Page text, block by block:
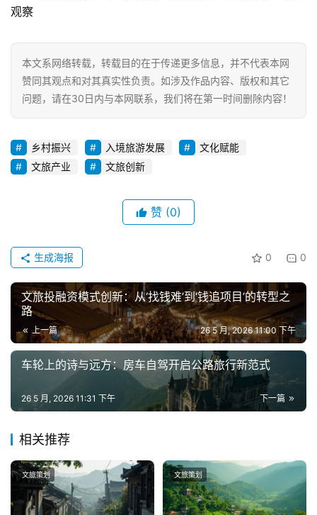
观察
本文系网络转载，转载目的在于传递更多信息，并不代表本网
赞同其观点和对其真实性负责。如涉及作品内容、版权和其它
问题，请在30日内与本网联系，我们将在第一时间删除内容！
乡村振兴 入境旅游发展
文化赋能
文旅产业
文旅创新
赞 (0)
0 0
生成海报
文旅投融资模式创新：从‘找钱难’到‘钱追项目’的转型之
路
上一篇 26 5 月, 2026 11:00 下午
车轮上的诗与远方：房车自驾开启公路旅行新范式
下一篇
26 5 月, 2026 11:31 下午
相关推荐
文旅策划 文旅策划